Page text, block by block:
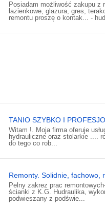
Posiadam możliwość zakupu z
łazienkowe, glazura, gres,
remontu proszę o kontak... -
TANIO SZYBKO I
Witam !. Moja firma oferuje
hydrauliczne oraz stolarkie ....
do tego co rob...
Remonty. Solidnie, fachowo,
Pelny zakrez prac
ścianki z K.G. Hudraulika,
podwieszany z podświe...